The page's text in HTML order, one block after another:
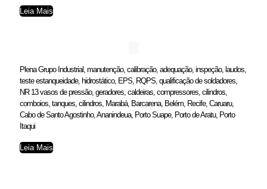
Leia Mais
Plena Grupo Industrial, manutenção, calibração, adequação, inspeção, laudos,
teste estanqueidade, hidrostático, EPS, RQPS, qualificação de soldadores,
NR 13 vasos de pressão, geradores, caldeiras, compressores, cilindros,
comboios, tanques, cilindros, Marabá, Barcarena, Belém, Recife, Caruaru,
Cabo de Santo Agostinho, Ananindeua, Porto Suape, Porto de Aratu, Porto
Itaqui
Leia Mais